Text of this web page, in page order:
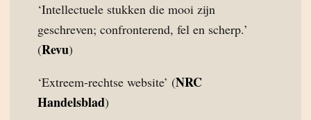
‘Intellectuele stukken die mooi zijn
geschreven; confronterend, fel en scherp.’
(Revu)
‘Extreem-rechtse website’ (NRC
Handelsblad)